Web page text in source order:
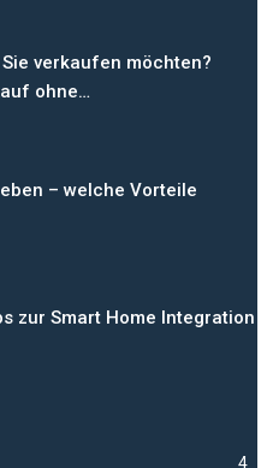
verkaufen möchten?
ohne…
– welche Vorteile
zur Smart Home Integration
4